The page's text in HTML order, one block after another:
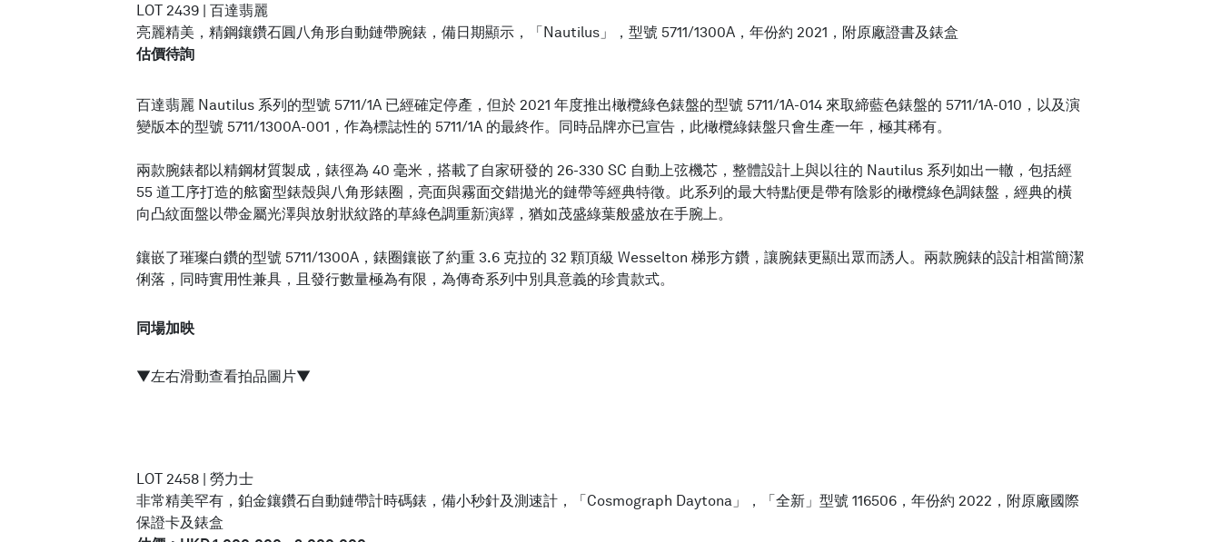
LOT 2439 | 百達翡麗
亮麗精美，精鋼鑲鑽石圓八角形自動鏈帶腕錶，備日期顯示，「Nautilus」，型號 5711/1300A，年份約 2021，附原廠證書及錶盒
估價待詢
百達翡麗 Nautilus 系列的型號 5711/1A 已經確定停產，但於 2021 年度推出橄欖綠色錶盤的型號 5711/1A-014 來取締藍色錶盤的 5711/1A-010，以及演
變版本的型號 5711/1300A-001，作為標誌性的 5711/1A 的最終作。同時品牌亦已宣告，此橄欖綠錶盤只會生產一年，極其稀有。
兩款腕錶都以精鋼材質製成，錶徑為 40 毫米，搭載了自家研發的 26-330 SC 自動上弦機芯，整體設計上與以往的 Nautilus 系列如出一轍，包括經
55 道工序打造的舷窗型錶殼與八角形錶圈，亮面與霧面交錯拋光的鏈帶等經典特徵。此系列的最大特點便是帶有陰影的橄欖綠色調錶盤，經典的橫
向凸紋面盤以帶金屬光澤與放射狀紋路的草綠色調重新演繹，猶如茂盛綠葉般盛放在手腕上。
鑲嵌了璀璨白鑽的型號 5711/1300A，錶圈鑲嵌了約重 3.6 克拉的 32 顆頂級 Wesselton 梯形方鑽，讓腕錶更顯出眾而誘人。兩款腕錶的設計相當簡潔
俐落，同時實用性兼具，且發行數量極為有限，為傳奇系列中別具意義的珍貴款式。
同場加映
▼左右滑動查看拍品圖片▼
LOT 2458 | 勞力士
非常精美罕有，鉑金鑲鑽石自動鏈帶計時碼錶，備小秒針及測速計，「Cosmograph Daytona」，「全新」型號 116506，年份約 2022，附原廠國際
保證卡及錶盒